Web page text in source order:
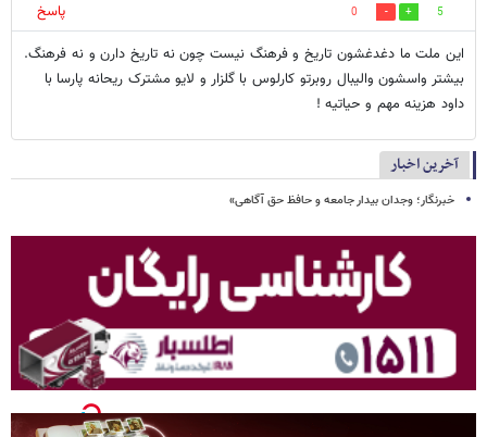
5
0
پاسخ
این ملت ما دغدغشون تاریخ و فرهنگ نیست چون نه تاریخ دارن و نه فرهنگ.
بیشتر واسشون والیبال روبرتو کارلوس با گلزار و لایو مشترک ریحانه پارسا با
داود هزینه مهم و حیاتیه !
آخرین اخبار
خبرنگار؛ وجدان بیدار جامعه و حافظ حق آگاهی»